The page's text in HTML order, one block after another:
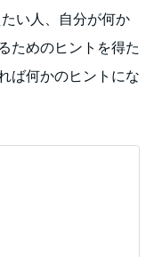
い人、自分が何か
ためのヒントを得た
ば何かのヒントにな